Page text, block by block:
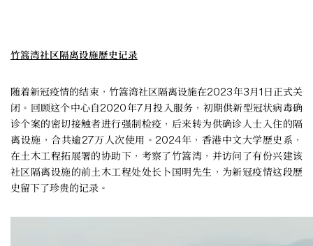
竹篙湾社区隔离设施歷史记录
随着新冠疫情的结束，竹篙湾社区隔离设施在2023年3月1日正式关
闭。回顾这个中心自2020年7月投入服务，初期供新型冠状病毒确
诊个案的密切接触者进行强制检疫，后来转为供确诊人士入住的隔
离设施，合共逾27万人次使用。2024年，香港中文大学歷史系，
在土木工程拓展署的协助下，考察了竹篙湾，并访问了有份兴建该
社区隔离设施的前土木工程处处长卜国明先生，为新冠疫情这段歷
史留下了珍贵的记录。